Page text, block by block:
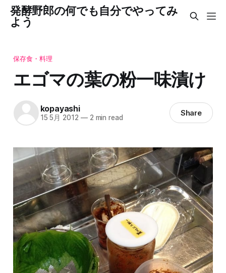
発酵野郎の何でも自分でやってみ
よう
保存食・料理
エゴマの葉の粉一味漬け
kopayashi
15 5月 2012 —2 min read Share